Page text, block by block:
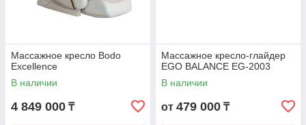
Массажное кресло Bodo
Excellence
В наличии
4 849 000 ₸
Массажное кресло-глайдер
EGO BALANCE EG-2003
В наличии
от 479 000 ₸